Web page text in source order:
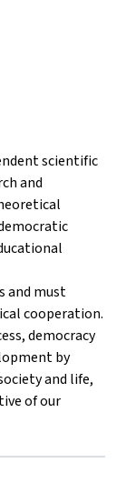
scientific
and
and must
cooperation.
democracy
by
and life,
of our